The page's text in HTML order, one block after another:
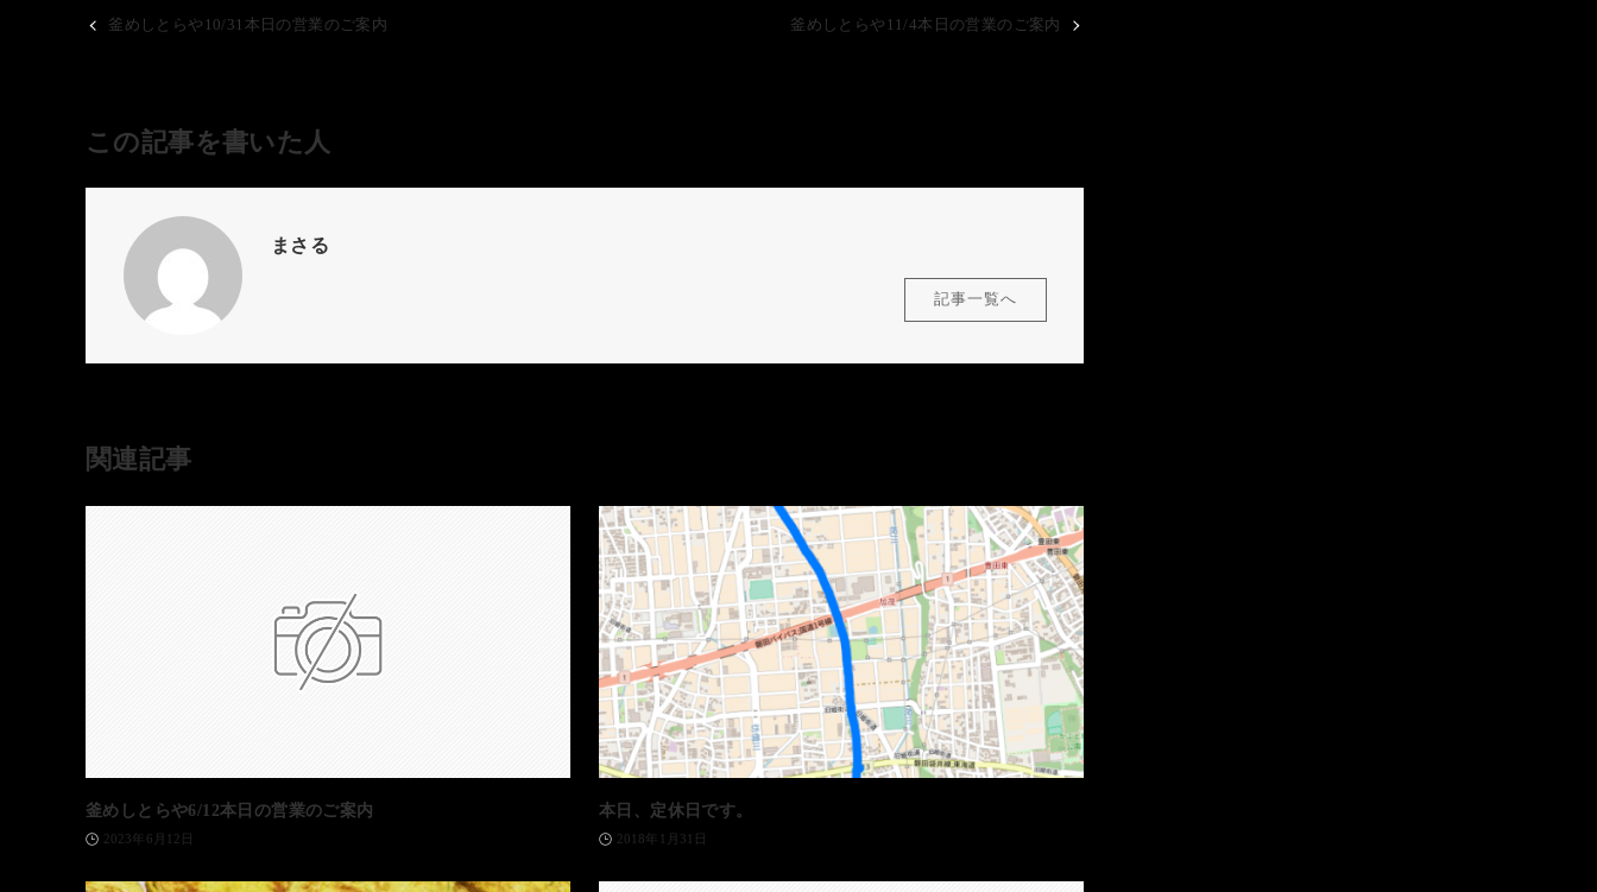
釜めしとらや10/31本日の営業のご案内 釜めしとらや11/4本日の営業のご案内
この記事を書いた人
まさる
記事一覧へ
関連記事
釜めしとらや6/12本日の営業のご案内
2023年6月12日
本日、定休日です。
2018年1月31日